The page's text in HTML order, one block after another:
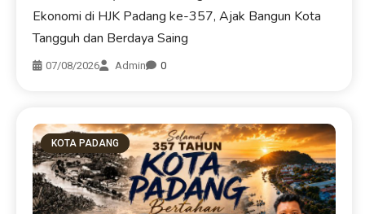
Ekonomi di HJK Padang ke-357, Ajak Bangun Kota
Tangguh dan Berdaya Saing
07/08/2026 Admin 0
KOTA PADANG